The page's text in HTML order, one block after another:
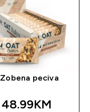
Zobena peciva
48.99KM‎